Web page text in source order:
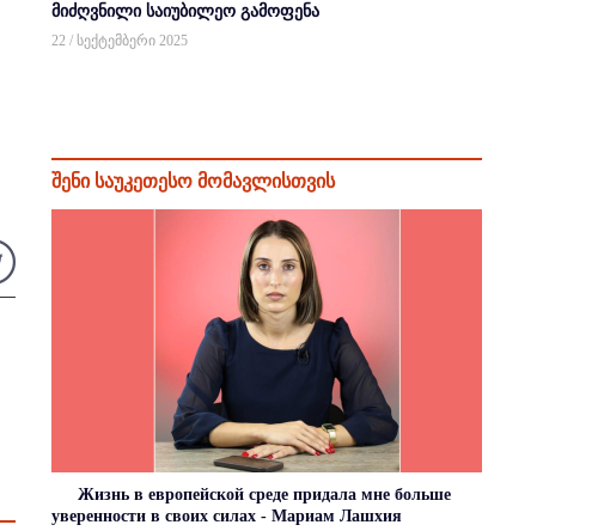
მიძღვნილი საიუბილეო გამოფენა
22 / სექტემბერი 2025
შენი საუკეთესო მომავლისთვის
Жизнь в европейской среде придала мне больше
уверенности в своих силах - Мариам Лашхия